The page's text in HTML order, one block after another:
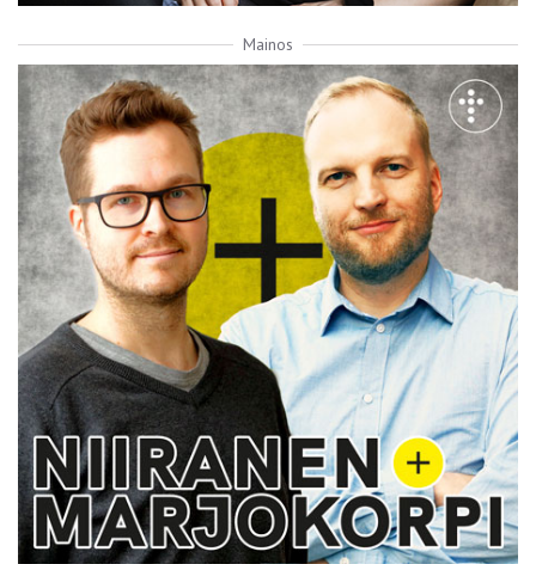
Mainos